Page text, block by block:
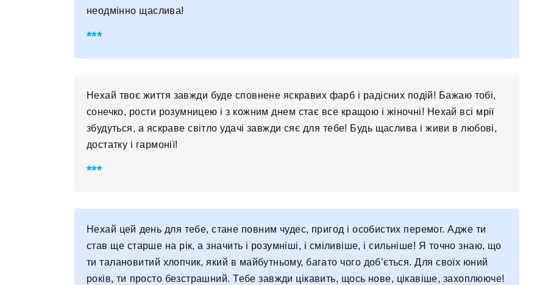
неодмінно щаслива!
Нехай твоє життя завжди буде сповнене яскравих фарб і радісних подій! Бажаю тобі,
сонечко, рости розумницею і з кожним днем ​​стає все кращою і жіночні! Нехай всі мрії
збудуться, а яскраве світло удачі завжди сяє для тебе! Будь щаслива і живи в любові,
достатку і гармонії!
Нехай цей день для тебе, стане повним чудес, пригод і особистих перемог. Адже ти
став ще старше на рік, а значить і розумніші, і сміливіше, і сильніше! Я точно знаю, що
ти талановитий хлопчик, який в майбутньому, багато чого доб’ється. Для своїх юний
років, ти просто безстрашний. Тебе завжди цікавить, щось нове, цікавіше, захоплююче!